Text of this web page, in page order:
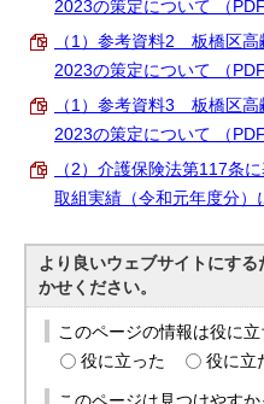
2023の策定について （
（1）参考資料2 板橋区高
2023の策定について （
（1）参考資料3 板橋区高
2023の策定について （
（2）介護保険法第117条
取組実績（令和元年度分）
より良いウェブサイトにす
かせください。
このページの情報は役に立
役に立った
役に立